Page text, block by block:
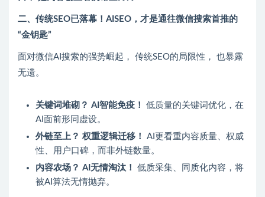
二、传统SEO已落幕！AISEO，才是通往微信搜索首推的
“金钥匙”
面对微信AI搜索的强势崛起， 传统SEO的局限性， 也暴露
无遗。
关键词堆砌？ AI智能免疫！
低质量的关键词优化，在
AI面前形同虚设。
外链至上？ 权重逻辑迁移！
AI更看重内容质量、权威
性、用户口碑，而非外链数量。
内容农场？ AI无情淘汰！
低质采集、同质化内容，将
被AI算法无情抛弃。